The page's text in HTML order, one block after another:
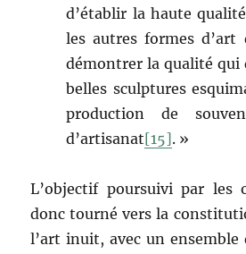
d’établir la haute
les autres formes
démontrer la qualité qui
belles sculptures
production de
d’artisanat[15]. »
L’objectif poursuivi par les
donc tourné vers la
l’art inuit, avec un ensemble